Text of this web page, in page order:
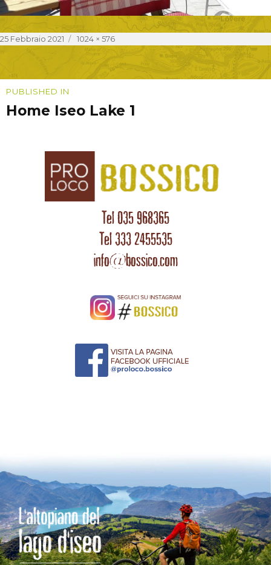
CONTATTI
Posted
25 Febbraio 2021
Full
1024 × 576
Navigazione
articoli
PUBLISHED IN
Home Iseo Lake 1
Tel 035 968365
Tel 333 2455535
info@bossico.com